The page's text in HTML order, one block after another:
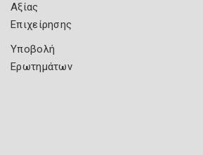
Αξίας
Επιχείρησης
Υποβολή
Ερωτημάτων